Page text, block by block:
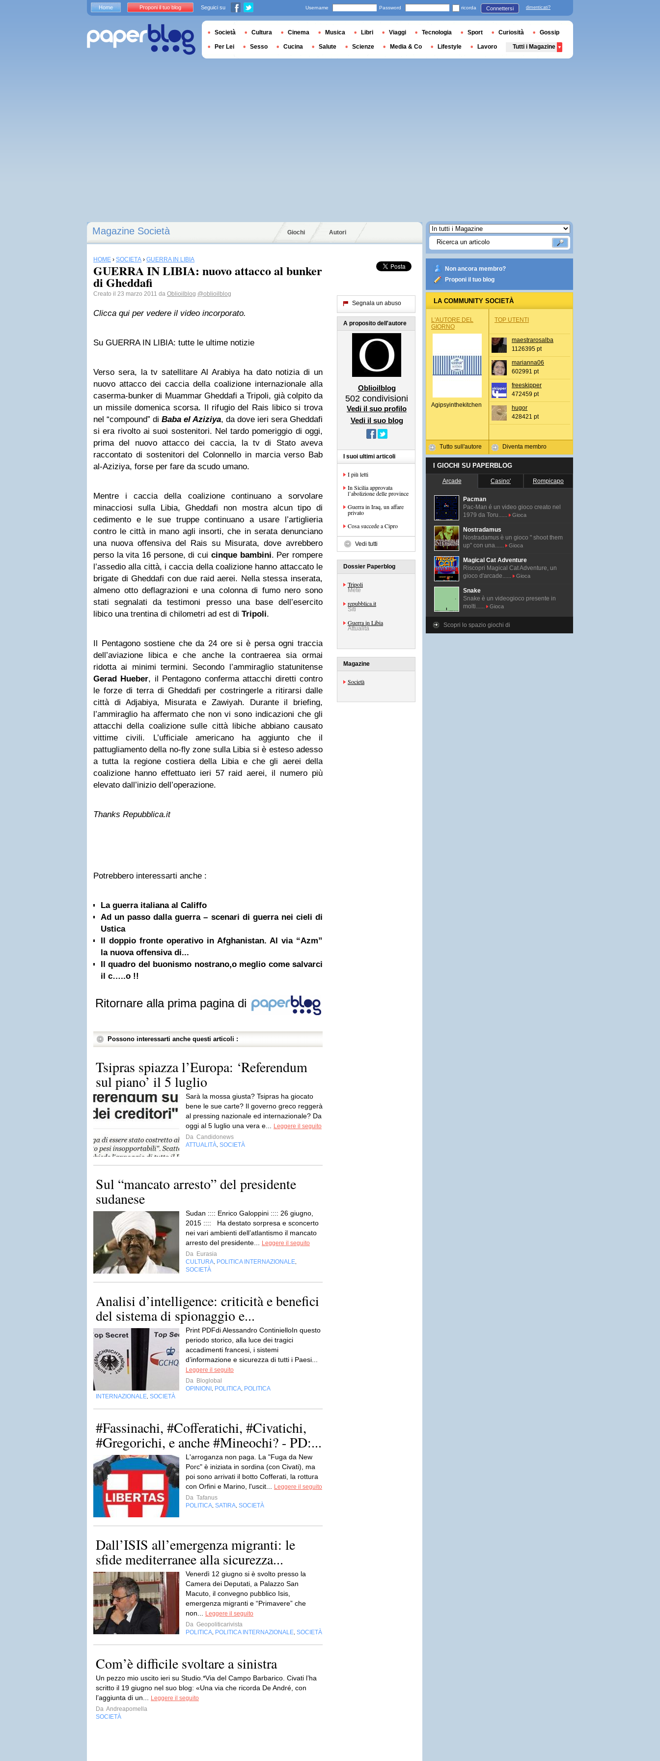
Magazine Società Giochi Autori
HOME › SOCIETÀ › GUERRA IN LIBIA
GUERRA IN LIBIA: nuovo attacco al bunker
di Gheddafi
Creato il 23 marzo 2011 da Oblioilblog @oblioilblog
Clicca qui per vedere il video incorporato.
Su GUERRA IN LIBIA: tutte le ultime notizie
Verso sera, la tv satellitare Al Arabiya ha dato notizia di un
nuovo attacco dei caccia della coalizione internazionale alla
caserma-bunker di Muammar Gheddafi a Tripoli, già colpito da
un missile domenica scorsa. Il rifugio del Rais libico si trova
nel “compound” di Baba el Aziziya, da dove ieri sera Gheddafi
si era rivolto ai suoi sostenitori. Nel tardo pomeriggio di oggi,
prima del nuovo attacco dei caccia, la tv di Stato aveva
raccontato di sostenitori del Colonnello in marcia verso Bab
al-Aziziya, forse per fare da scudo umano.
Mentre i caccia della coalizione continuano a sorvolare
minacciosi sulla Libia, Gheddafi non mostra alcun tipo di
cedimento e le sue truppe continuano a usare l’artiglieria
contro le città in mano agli insorti, che in serata denunciano
una nuova offensiva del Rais su Misurata, dove avrebbero
perso la vita 16 persone, di cui cinque bambini. Per rompere
l’assedio alla città, i caccia della coalizione hanno attaccato le
brigate di Gheddafi con due raid aerei. Nella stessa inserata,
almeno otto deflagrazioni e una colonna di fumo nero sono
stati segnalati da testimoni presso una base dell’esercito
libico una trentina di chilometri ad est di Tripoli.
Il Pentagono sostiene che da 24 ore si è persa ogni traccia
dell’aviazione libica e che anche la contraerea sia ormai
ridotta ai minimi termini. Secondo l’ammiraglio statunitense
Gerad Hueber, il Pentagono conferma attacchi diretti contro
le forze di terra di Gheddafi per costringerle a ritirarsi dalle
città di Adjabiya, Misurata e Zawiyah. Durante il briefing,
l’ammiraglio ha affermato che non vi sono indicazioni che gli
attacchi della coalizione sulle città libiche abbiano causato
vittime civili. L’ufficiale americano ha aggiunto che il
pattugliamento della no-fly zone sulla Libia si è esteso adesso
a tutta la regione costiera della Libia e che gli aerei della
coalizione hanno effettuato ieri 57 raid aerei, il numero più
elevato dall’inizio dell’operazione.
Thanks Repubblica.it
Potrebbero interessarti anche :
La guerra italiana al Califfo
Ad un passo dalla guerra – scenari di guerra nei cieli di
Ustica
Il doppio fronte operativo in Afghanistan. Al via “Azm”
la nuova offensiva di...
Il quadro del buonismo nostrano,o meglio come salvarci
il c…..o !!
Ritornare alla prima pagina di
Possono interessarti anche questi articoli :
Tsipras spiazza l’Europa: ‘Referendum
sul piano’ il 5 luglio
Sarà la mossa giusta? Tsipras ha giocato
bene le sue carte? Il governo greco reggerà
al pressing nazionale ed internazionale? Da
oggi al 5 luglio una vera e...
Leggere il seguito
Da Candidonews
ATTUALITÀ SOCIETÀ
Sul “mancato arresto” del presidente
sudanese
Sudan :::: Enrico Galoppini :::: 26 giugno,
2015 :::: Ha destato sorpresa e sconcerto
nei vari ambienti dell’atlantismo il mancato
arresto del presidente...
Leggere il seguito
Da Eurasia
CULTURA POLITICA INTERNAZIONALE
SOCIETÀ
Analisi d’intelligence: criticità e benefici
del sistema di spionaggio e...
Print PDFdi Alessandro ContinielloIn questo
periodo storico, alla luce dei tragici
accadimenti francesi, i sistemi
d’informazione e sicurezza di tutti i Paesi...
Leggere il seguito
Da Bloglobal
OPINIONI
POLITICA POLITICA
INTERNAZIONALE SOCIETÀ
#Fassinachi, #Cofferatichi, #Civatichi,
#Gregorichi, e anche #Mineochi? - PD:...
L'arroganza non paga. La "Fuga da New
Porc" è iniziata in sordina (con Civati), ma
poi sono arrivati il botto Cofferati, la rottura
con Orfini e Marino, l'uscit...
Leggere il seguito
Da Tafanus
POLITICA SATIRA SOCIETÀ
Dall’ISIS all’emergenza migranti: le
sfide mediterranee alla sicurezza...
Venerdì 12 giugno si è svolto presso la
Camera dei Deputati, a Palazzo San
Macuto, il convegno pubblico Isis,
emergenza migranti e “Primavere” che
non...
Leggere il seguito
Da Geopoliticarivista
POLITICA POLITICA INTERNAZIONALE SOCIETÀ
Com’è difficile svoltare a sinistra
Un pezzo mio uscito ieri su Studio.*Via del Campo Barbarico. Civati l’ha
scritto il 19 giugno nel suo blog: «Una via che ricorda De André, con
l’aggiunta di un...
Leggere il seguito
Da Andreapomella
SOCIETÀ
Segnala un abuso
A proposito dell'autore
Oblioilblog
502 condivisioni
Vedi il suo profilo
Vedi il suo blog
I suoi ultimi articoli
I più letti
In Sicilia approvata
l’abolizione delle province
Guerra in Iraq, un affare
privato
Cosa succede a Cipro
Vedi tutti
Dossier Paperblog
Tripoli
Mete
repubblica.it
Siti
Guerra in Libia
Attualità
Magazine
Società
Non ancora membro?
Proponi il tuo blog
LA COMMUNITY SOCIETÀ
L'AUTORE DEL
GIORNO
Agipsyinthekitchen
Tutto sull'autore
TOP UTENTI
maestrarosalba
1126395 pt
marianna06
602991 pt
freeskipper
472459 pt
hugor
428421 pt
Diventa membro
I GIOCHI SU PAPERBLOG
Arcade Casino' Rompicapo
Pacman
Pac-Man é un video gioco creato nel
1979 da Toru......
Gioca
Nostradamus
Nostradamus è un gioco " shoot them
up" con una......
Gioca
Magical Cat Adventure
Riscopri Magical Cat Adventure, un
gioco d'arcade......
Gioca
Snake
Snake è un videogioco presente in
molti......
Gioca
Scopri lo spazio giochi di
Home Proponi il tuo blog Seguici su Username Password ricorda Connettersi dimenticati?
Società Cultura Cinema Musica Libri Viaggi Tecnologia Sport Curiosità Gossip
Per Lei Sesso Cucina Salute Scienze Media & Co Lifestyle Lavoro Tutti i Magazine